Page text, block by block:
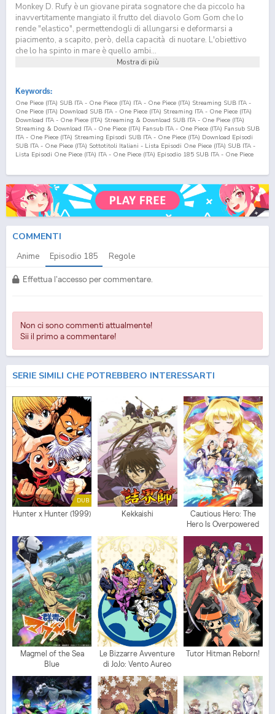
Monkey D. Rufy è un giovane pirata sognatore che da piccolo ha
inavvertitamente mangiato il frutto del diavolo Gom Gom che lo
rende "elastico", permettendogli di allungarsi e deformarsi a
piacimento, a scapito, però, della capacità di nuotare. L'obiettivo
che lo ha spinto in mare è quello ambi...
Mostra di più
Keywords:
One Piece (ITA) SUB ITA - One Piece (ITA) ITA - One Piece (ITA) Streaming SUB ITA -
One Piece (ITA) Download SUB ITA - One Piece (ITA) Streaming ITA - One Piece (ITA)
Download ITA - One Piece (ITA) Streaming & Download SUB ITA - One Piece (ITA)
Streaming & Download ITA - One Piece (ITA) Fansub ITA - One Piece (ITA) Fansub SUB
ITA - One Piece (ITA) Streaming Episodi SUB ITA - One Piece (ITA) Download Episodi
SUB ITA - One Piece (ITA) Sottotitoli Italiani - Lista Episodi One Piece (ITA) SUB ITA -
Lista Episodi One Piece (ITA) ITA - One Piece (ITA) Episodio 185 SUB ITA - One Piece
COMMENTI
Anime Episodio 185 Regole
Effettua l'accesso per commentare.
Non ci sono commenti attualmente!
Sii il primo a commentare!
SERIE SIMILI CHE POTREBBERO INTERESSARTI
DUB
Hunter x Hunter (1999) Kekkaishi
Cautious Hero: The
Hero Is Overpowered
but Overly Cautious
Magmel of the Sea
Blue
Le Bizzarre Avventure
di JoJo: Vento Aureo
Tutor Hitman Reborn!